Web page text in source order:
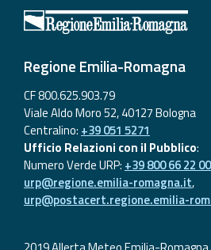
Regione Emilia-Romagna
CF 800.625.903.79
Viale Aldo Moro 52, 40127 Bologna
Centralino: +39 051 5271
Ufficio Relazioni con il Pubblico:
Numero Verde URP: +39 800 66 22 00
urp@regione.emilia-romagna.it,
urp@postacert.regione.emilia-